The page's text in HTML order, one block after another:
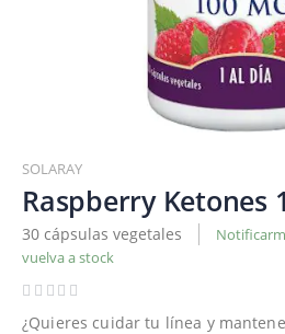
al
comienzo
de
la
galería
de
SOLARAY
Raspberry Ketones
30 cápsulas vegetales
vuelva a stock
¿Quieres cuidar tu línea y